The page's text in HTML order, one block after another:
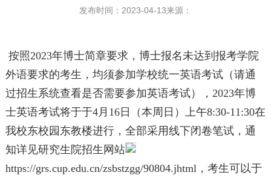
发布时间：2023-04-13来源：
按照2023年博士简章要求，博士报名未达到报考学院
外语要求的考生，均须参加学校统一英语考试（请通
过招生系统查看是否需要参加英语考试），2023年博
士英语考试将于于4月16日（本周日）上午8:30-11:30在
我校东校园东教楼进行，全部采用线下闭卷笔试，通
知详见研究生院招生网站
https://grs.cup.edu.cn/zsbstzgg/90804.jhtml，考生可以于